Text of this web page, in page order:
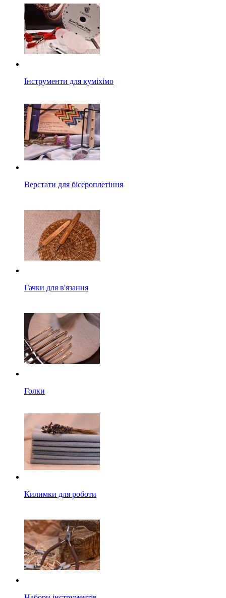
Інструменти для куміхімо
Верстати для бісероплетіння
Гачки для в'язання
Голки
Килимки для роботи